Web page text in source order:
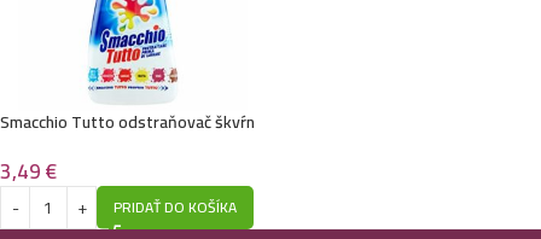
Smacchio Tutto odstraňovač škvŕn
3,49€
PRIDAŤ DO KOŠÍKA